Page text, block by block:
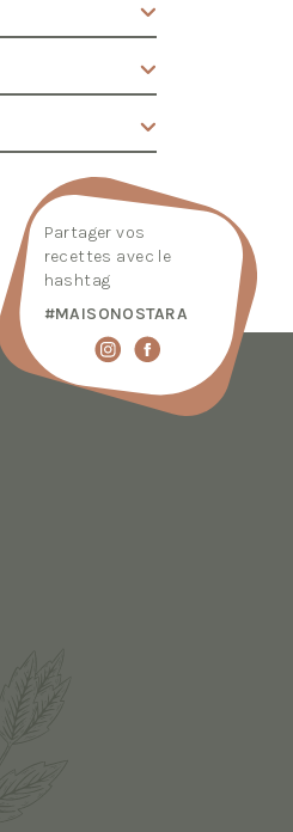
Partager vos
recettes avec le
hashtag
#MAISONOSTARA